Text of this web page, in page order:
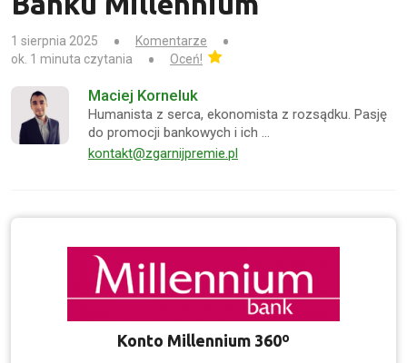
1 sierpnia 2025
Komentarze
ok. 1 minuta czytania
Oceń!
Maciej Korneluk
Humanista z serca, ekonomista z rozsądku. Pasję
do promocji bankowych i ich …
kontakt@zgarnijpremie.pl
Konto Millennium 360º